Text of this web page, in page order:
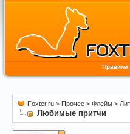
Правила
Foxter.ru > Прочее > Флейм >
Любимые притчи